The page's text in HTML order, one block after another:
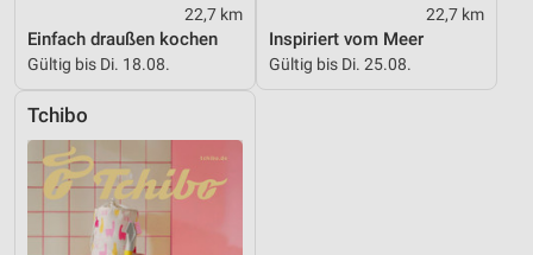
22,7 km
Einfach draußen kochen
Gültig bis Di. 18.08.
22,7 km
Inspiriert vom Meer
Gültig bis Di. 25.08.
Tchibo
Performance
Funktional
Werbung